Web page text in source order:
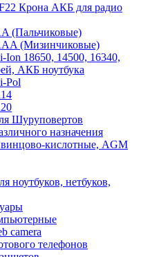
Крона АКБ для радио
(Пальчиковые)
(Мизинчиковые)
18650, 14500, 16340,
АКБ ноутбука
Pol
Шуруповертов
назначения
кислотные, AGM
ноутбуков, нетбуков,
camera
телефонов